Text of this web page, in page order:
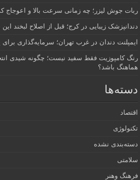
ربات جوش لیزر؛ چه زمانی سرعت بالا و اعوجاج
دندانپزشک زیبایی در کرج؛ قبل از اصلاح لبخند این
ایمپلنت دندان در غرب تهران؛ سرمایه‌گذاری برای
رنگ کامپوزیت فقط سفید نیست؛ چگونه شیدی
هماهنگ باشد؟
دسته‌ها
اقتصاد
تکنولوژی
دسته‌بندی نشده
سلامتی
فرهنگ وهنر